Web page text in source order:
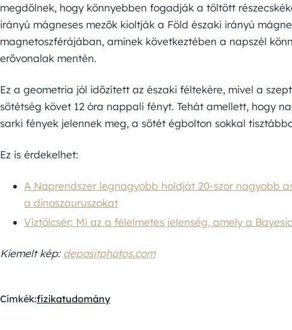
megdőlnek, hogy könnyebben fogadják a töltött
irányú mágneses mezők kioltják a Föld északi irányú
magnetoszférájában, aminek következtében a napszél
erővonalak mentén.
Ez a geometria jól időzített az északi féltekére, mivel a
sötétség követ 12 óra nappali fényt. Tehát amellett, hogy
sarki fények jelennek meg, a sötét égbolton sokkal
Ez is érdekelhet:
A Naprendszer legnagyobb holdját 20-szor nagyobb
a dinoszauruszokat
Víztölcsér: Mi az a félelmetes jelenség, amely a
Kiemelt kép: depositphotos.com
Címkék:fizikatudomány